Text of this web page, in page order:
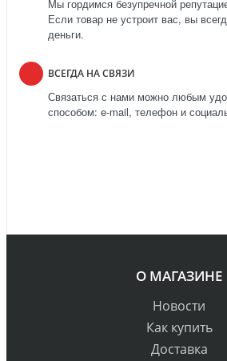
Мы гордимся безупречной
Если товар не устроит вас, вы
деньги.
ВСЕГДА НА СВЯЗИ
Связаться с нами можно любым
способом: e-mail, телефон и
О МАГАЗИНЕ
Новости
Как купить
Доставка